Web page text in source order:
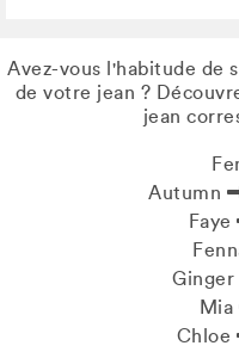
Avez-vous l'habitude de
de votre jean ?
jean
Autumn
Faye
Ginger
Mia
Chloe